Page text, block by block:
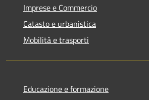
Imprese e Commercio
Catasto e urbanistica
Mobilità e trasporti
Educazione e formazione